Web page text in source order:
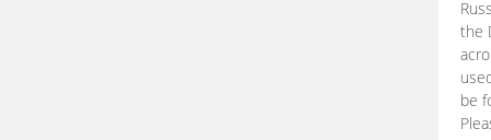
the
be